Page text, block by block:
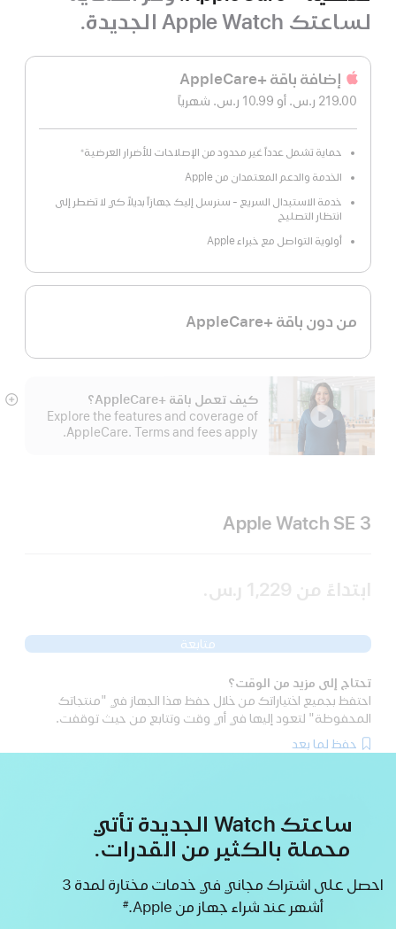
لساعتك Apple Watch الجديدة.
إضافة باقة +AppleCare‏
219.00 ر.س.‏ أو 10.99 ر.س.‏ شهرياً
حماية تشمل عدداً غير محدود من الإصلاحات للأضرار العرضية※
الخدمة والدعم المعتمدان من Apple
خدمة الاستبدال السريع - سنرسل إليك جهازاً بديلاً كي لا تضطر إلى
انتظار التصليح
أولوية التواصل مع خبراء Apple
من دون باقة +AppleCare
كيف تعمل باقة +AppleCare؟
Explore the features and coverage of
AppleCare. Terms and fees apply.
Apple Watch SE 3
ابتداءً من 1,229 ر.س.‏
متابعة
تحتاج إلى مزيد من الوقت؟
احتفظ بجميع اختياراتك من خلال حفظ هذا الجهاز في "منتجاتك
المحفوظة" لتعود إليها في أي وقت وتتابع من حيث توقفت.
حفظ لما بعد
ساعتك Watch الجديدة تأتي
محملة بالكثير من القدرات.
احصل على اشتراك مجاني في خدمات مختارة لمدة 3
أشهر ‏عند شراء جهاز من Apple.
#